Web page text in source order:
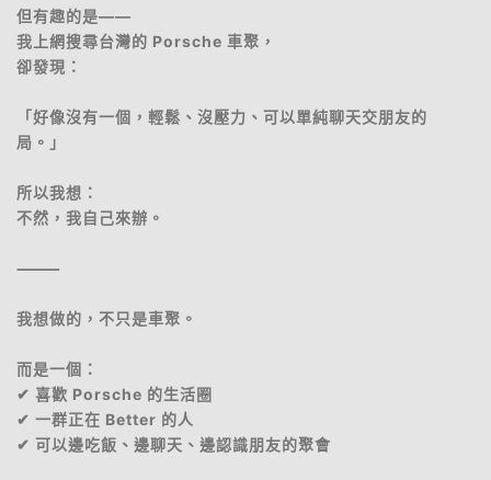
但有趣的是——
我上網搜尋台灣的 Porsche 車聚，
卻發現：
「好像沒有一個，輕鬆、沒壓力、可以單純聊天交朋友的
局。」
所以我想：
不然，我自己來辦。
⸻
我想做的，不只是車聚。
而是一個：
✔ 喜歡 Porsche 的生活圈
✔ 一群正在 Better 的人
✔ 可以邊吃飯、邊聊天、邊認識朋友的聚會